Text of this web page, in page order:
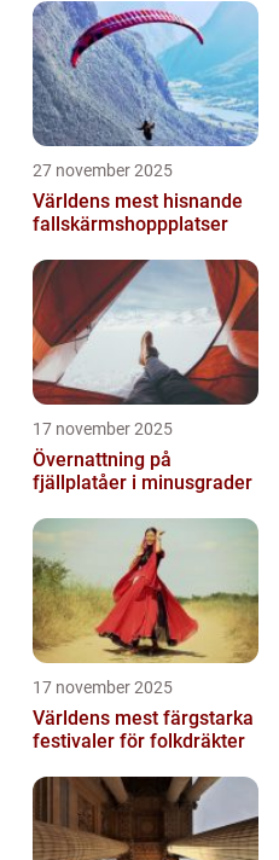
27 november 2025
Världens mest hisnande
fallskärmshoppplatser
17 november 2025
Övernattning på
fjällplatåer i minusgrader
17 november 2025
Världens mest färgstarka
festivaler för folkdräkter